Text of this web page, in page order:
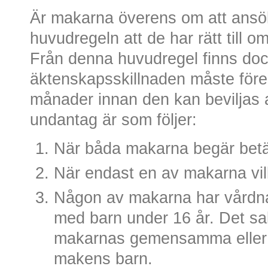
Är makarna överens om att
huvudregeln att de har rätt till
Från denna huvudregel finns
äktenskapsskillnaden måste
månader innan den kan beviljas
undantag är som följer:
När båda makarna begär
När endast en av makarna
Någon av makarna har
med barn under 16 år. Det
makarnas gemensamma
makens barn.